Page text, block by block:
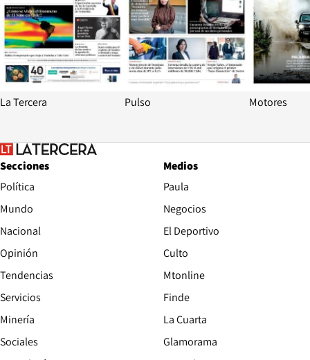
La Tercera Pulso Motores
Secciones
Política
Mundo
Nacional
Opinión
Tendencias
Servicios
Minería
Sociales
Medios
Paula
Negocios
El Deportivo
Culto
Mtonline
Finde
La Cuarta
Glamorama